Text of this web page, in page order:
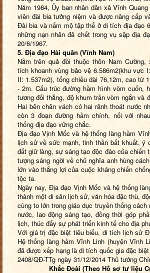
Năm 1984, Ủy ban nhân dân xã Vĩnh
viên đài bia tưởng niệm và được nâng cấp
Đài bia và nấm mộ tập thể ở di tích địa đạo
những nạn nhân đã chết trong vụ sập địa
20/6/1967.
5. Địa đạo Hải quân (Vĩnh Nam)
Nằm trên quả đồi thuộc thôn Nam
tích khoanh vùng bảo vệ 6.586m2(khu vực
II: 1.537m2), tổng chiều dài 76,12m, cao từ
- 2m. Cấu trúc đường hầm hình vòm cuốn,
tương đối thẳng, độ khum trần vòm ngắn và
Hai bên chân vách có hai rãnh thoát nước
còn 3 đoạn đường hầm chính, nối với
thống địa đạo vững chắc.
Địa đạo Vịnh Mốc và hệ thống làng hầm
lịch sử về sức mạnh, tinh thần bất khuất, ý
đất giữ làng, sự sáng tạo độc đáo của chiến
tượng sáng ngời về chủ nghĩa anh hùng
lớn vào thắng lợi của cuộc kháng chiến
tộc ta.
Ngày nay, Địa đạo Vịnh Mốc và hệ thống
thành một di sản lịch sử, văn hóa đặc thù,
cùng to lớn trong giáo dục truyền thống cách
nước, lao động sáng tạo, đồng thời góp
lịch, thúc đẩy sự phát triển kinh tế cho địa
Với giá trị đặc biệt tiêu biểu, di tích lịch sử
Hệ thống làng hầm Vĩnh Linh (huyện Vĩnh
đã được xếp hạng là di tích quốc gia đặc
2408/QĐ-TTg ngày 31/12/2014 Thủ tướng
Khắc Đoài (Theo Hồ sơ tư liệu